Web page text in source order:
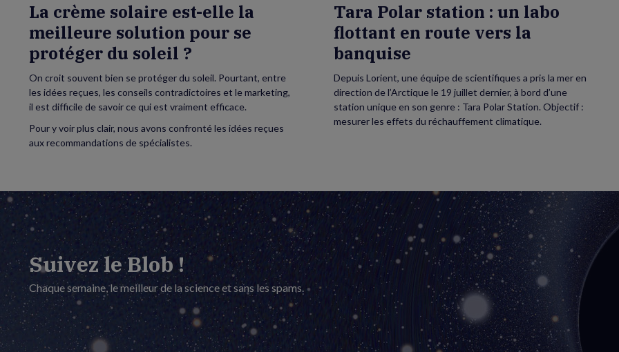
soleil
?
La crème solaire est-elle la
meilleure solution pour se
protéger du soleil ?
On croit souvent bien se protéger du soleil. Pourtant, entre
les idées reçues, les conseils contradictoires et le marketing,
il est difficile de savoir ce qui est vraiment efficace.
Pour y voir plus clair, nous avons confronté les idées reçues
aux recommandations de spécialistes.
Tara Polar station : un labo
flottant en route vers la
banquise
Depuis Lorient, une équipe de scientifiques a pris la mer en
direction de l’Arctique le 19 juillet dernier, à bord d’une
station unique en son genre : Tara Polar Station. Objectif :
mesurer les effets du réchauffement climatique.
Suivez le Blob !
Chaque semaine, le meilleur de la science et sans les spams.